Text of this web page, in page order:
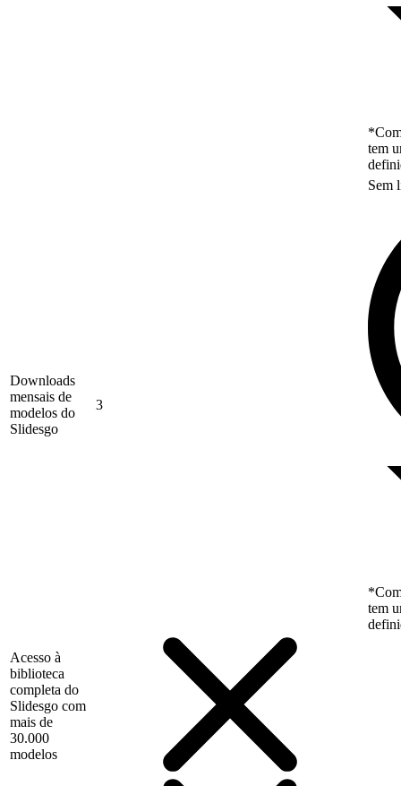
tem
Downloads
mensais de
modelos do
Slidesgo
3
Sem
tem
Acesso à
biblioteca
completa do
Slidesgo com
mais de
30.000
modelos